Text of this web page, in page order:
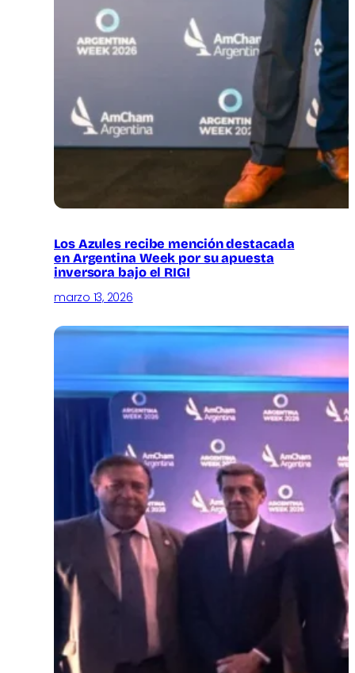
Los Azules recibe mención destacada
en Argentina Week por su apuesta
inversora bajo el RIGI
marzo 13, 2026